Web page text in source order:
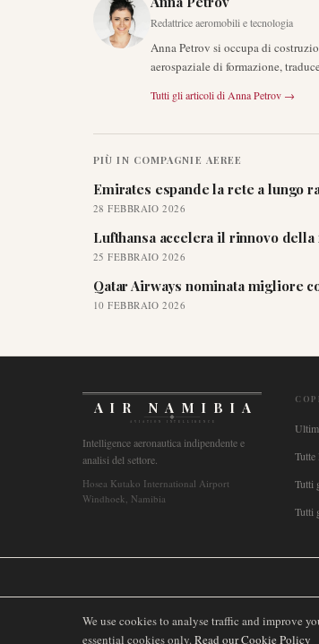
Redattrice aeromobili e tecnologia
Anna Petrov si occupa di
aerospaziale di formazione,
Tutti gli articoli di Anna Petrov →
PIÙ IN COMPAGNIE AEREE
Emirates espande la rete a lungo
28 FEBBRAIO 2026
Lufthansa accelera il rinnovo
25 FEBBRAIO 2026
Qatar Airways nominata migliore
10 FEBBRAIO 2026
AIR NAMIBIA
AVIATION INTELLIGENCE
Intelligence aeronautica indipendente e
analisi del settore.
Hosea Kutako International Airport
Windhoek, Namibia
Tutte
Tutti
Tutti
We use cookies to analyse traffic and improve
essential cookies only.Read our Cookie Policy